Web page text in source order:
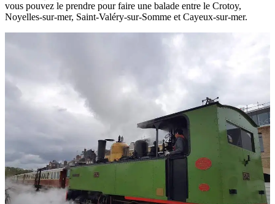
vous pouvez le prendre pour faire une balade entre le Crotoy,
Noyelles-sur-mer, Saint-Valéry-sur-Somme et Cayeux-sur-mer.